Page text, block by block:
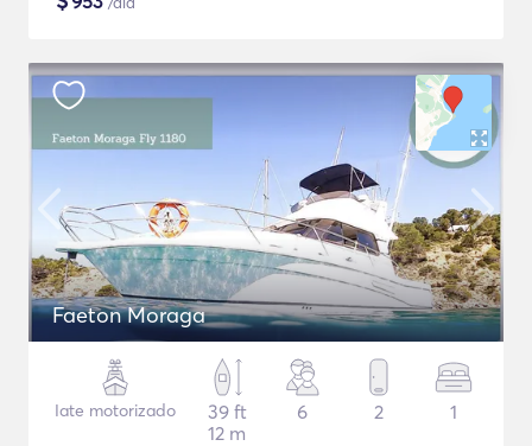
Faeton Moraga
Iate motorizado
39 ft
12 m
6 2 1